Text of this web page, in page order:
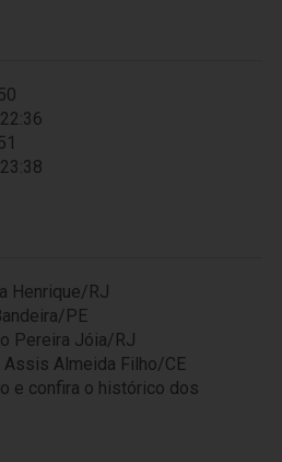
22:36
23:38
Henrique/RJ
PE
Pereira Jóia/RJ
Assis Almeida Filho/CE
e confira o histórico dos